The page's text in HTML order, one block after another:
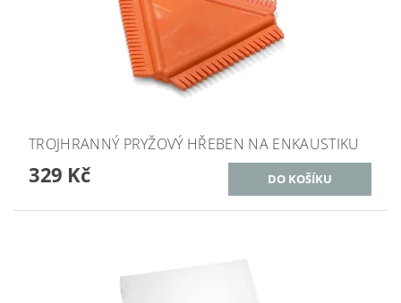
TROJHRANNÝ PRYŽOVÝ HŘEBEN NA ENKAUSTIKU
329 Kč